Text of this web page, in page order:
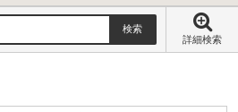
詳細検索